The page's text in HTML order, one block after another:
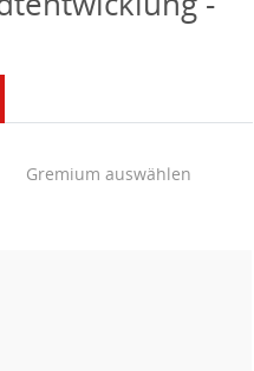
Gremium auswählen